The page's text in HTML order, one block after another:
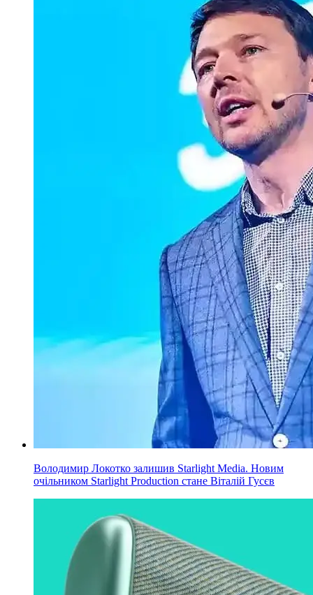
Володимир Локотко залишив Starlight Media. Новим
очільником Starlight Production стане Віталій Гусєв